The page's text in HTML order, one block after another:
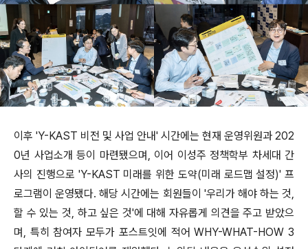
이후 'Y-KAST 비전 및 사업 안내' 시간에는 현재 운영위원과 202
0년 사업소개 등이 마련됐으며, 이어 이성주 정책학부 차세대 간
사의 진행으로 'Y-KAST 미래를 위한 도약(미래 로드맵 설정)' 프
로그램이 운영됐다. 해당 시간에는 회원들이 '우리가 해야 하는 것,
할 수 있는 것, 하고 싶은 것'에 대해 자유롭게 의견을 주고 받았으
며, 특히 참여자 모두가 포스트잇에 적어 WHY-WHAT-HOW 3